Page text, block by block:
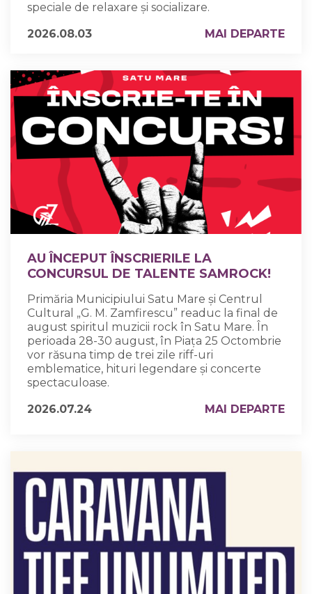
speciale de relaxare și socializare.
2026.08.03
MAI DEPARTE
AU ÎNCEPUT ÎNSCRIERILE LA
CONCURSUL DE TALENTE SAMROCK!
Primăria Municipiului Satu Mare și Centrul
Cultural „G. M. Zamfirescu” readuc la final de
august spiritul muzicii rock în Satu Mare. În
perioada 28-30 august, în Piața 25 Octombrie
vor răsuna timp de trei zile riff-uri
emblematice, hituri legendare și concerte
spectaculoase.
2026.07.24
MAI DEPARTE